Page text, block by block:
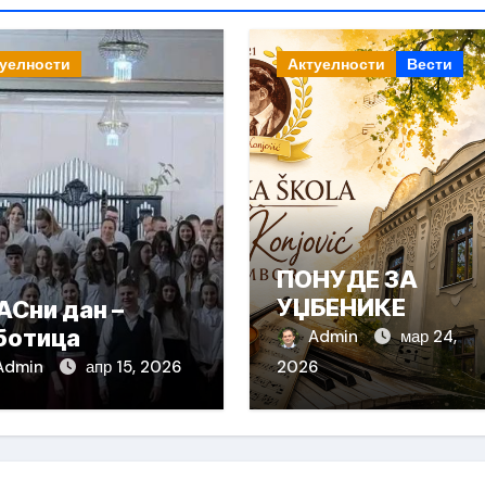
дан –
апр 15, 2026
Актуелности Вести
ПОНУДЕ ЗА
УЏБЕНИКЕ
Admin
мар 24,
2026